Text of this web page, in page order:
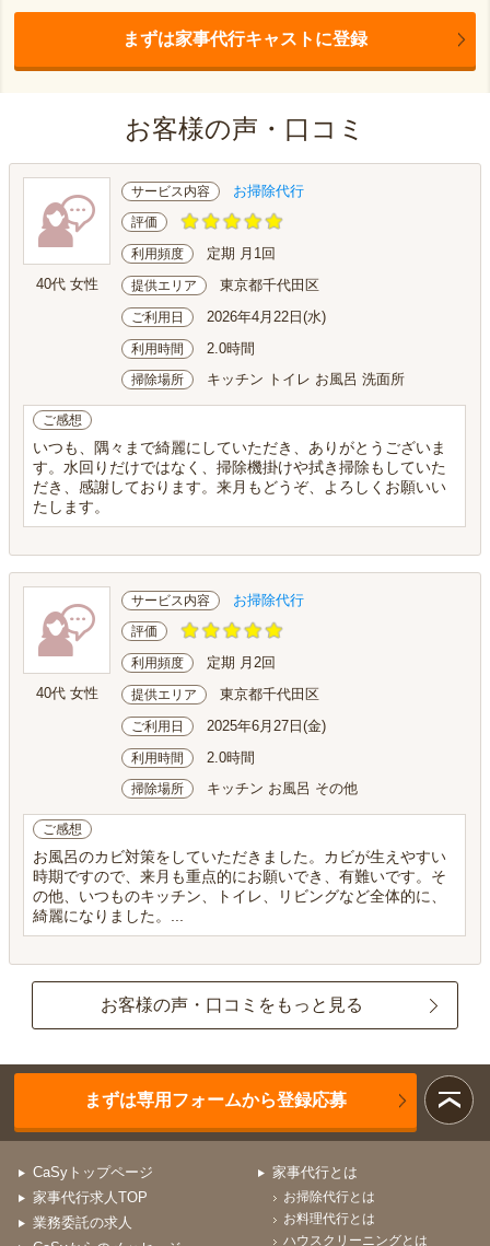
まずは家事代行キャストに登録
お客様の声・口コミ
40代 女性
サービス内容 お掃除代行
評価
利用頻度 定期 月1回
提供エリア 東京都千代田区
ご利用日 2026年4月22日(水)
利用時間 2.0時間
掃除場所 キッチン トイレ お風呂 洗面所
ご感想
いつも、隅々まで綺麗にしていただき、ありがとうございま
す。水回りだけではなく、掃除機掛けや拭き掃除もしていた
だき、感謝しております。来月もどうぞ、よろしくお願いい
たします。
40代 女性
サービス内容 お掃除代行
評価
利用頻度 定期 月2回
提供エリア 東京都千代田区
ご利用日 2025年6月27日(金)
利用時間 2.0時間
掃除場所 キッチン お風呂 その他
ご感想
お風呂のカビ対策をしていただきました。カビが生えやすい
時期ですので、来月も重点的にお願いでき、有難いです。そ
の他、いつものキッチン、トイレ、リビングなど全体的に、
綺麗になりました。...
お客様の声・口コミをもっと見る
まずは専用フォームから登録応募
CaSyトップページ
家事代行求人TOP
業務委託の求人
家事代行とは
お掃除代行とは
お料理代行とは
ハウスクリーニングとは